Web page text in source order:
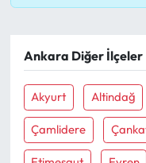
Ankara Diğer İlçeler
Akyurt Altindağ
Çamlidere
Ekonomi
Sağlık
Turizm